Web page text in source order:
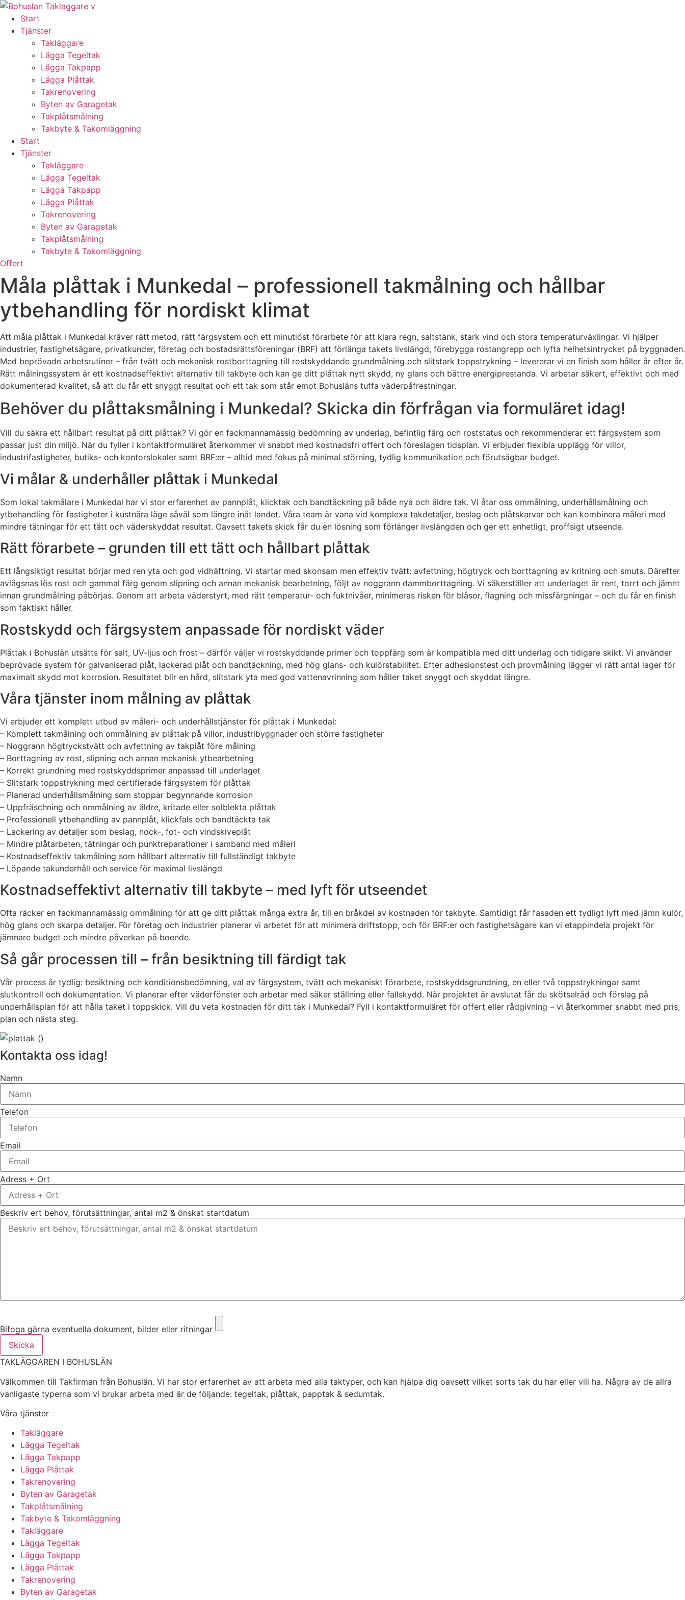
Skip
content
Start
Tjänster
Takläggare
Lägga Tegeltak
Lägga Takpapp
Lägga Plåttak
Takrenovering
Byten av Garagetak
Takplåtsmålning
Takbyte & Takomläggning
Start
Tjänster
Takläggare
Lägga Tegeltak
Lägga Takpapp
Lägga Plåttak
Takrenovering
Byten av Garagetak
Takplåtsmålning
Takbyte & Takomläggning
Offert
Måla plåttak i Munkedal – professionell takmålning och hållbar
ytbehandling för nordiskt klimat
Att måla plåttak i Munkedal kräver rätt metod, rätt färgsystem och ett minutiöst förarbete för att klara regn, saltstänk, stark vind och stora temperaturväxlingar. Vi hjälper
industrier, fastighetsägare, privatkunder, företag och bostadsrättsföreningar (BRF) att förlänga takets livslängd, förebygga rostangrepp och lyfta helhetsintrycket på byggnaden.
Med beprövade arbetsrutiner – från tvätt och mekanisk rostborttagning till rostskyddande grundmålning och slitstark toppstrykning – levererar vi en finish som håller år efter år.
Rätt målningssystem är ett kostnadseffektivt alternativ till takbyte och kan ge ditt plåttak nytt skydd, ny glans och bättre energiprestanda. Vi arbetar säkert, effektivt och med
dokumenterad kvalitet, så att du får ett snyggt resultat och ett tak som står emot Bohusläns tuffa väderpåfrestningar.
Behöver du plåttaksmålning i Munkedal? Skicka din förfrågan via formuläret idag!
Vill du säkra ett hållbart resultat på ditt plåttak? Vi gör en fackmannamässig bedömning av underlag, befintlig färg och roststatus och rekommenderar ett färgsystem som
passar just din miljö. När du fyller i kontaktformuläret återkommer vi snabbt med kostnadsfri offert och föreslagen tidsplan. Vi erbjuder flexibla upplägg för villor,
industrifastigheter, butiks- och kontorslokaler samt BRF:er – alltid med fokus på minimal störning, tydlig kommunikation och förutsägbar budget.
Vi målar & underhåller plåttak i Munkedal
Som lokal takmålare i Munkedal har vi stor erfarenhet av pannplåt, klicktak och bandtäckning på både nya och äldre tak. Vi åtar oss ommålning, underhållsmålning och
ytbehandling för fastigheter i kustnära läge såväl som längre inåt landet. Våra team är vana vid komplexa takdetaljer, beslag och plåtskarvar och kan kombinera måleri med
mindre tätningar för ett tätt och väderskyddat resultat. Oavsett takets skick får du en lösning som förlänger livslängden och ger ett enhetligt, proffsigt utseende.
Rätt förarbete – grunden till ett tätt och hållbart plåttak
Ett långsiktigt resultat börjar med ren yta och god vidhäftning. Vi startar med skonsam men effektiv tvätt: avfettning, högtryck och borttagning av kritning och smuts. Därefter
avlägsnas lös rost och gammal färg genom slipning och annan mekanisk bearbetning, följt av noggrann dammborttagning. Vi säkerställer att underlaget är rent, torrt och jämnt
innan grundmålning påbörjas. Genom att arbeta väderstyrt, med rätt temperatur- och fuktnivåer, minimeras risken för blåsor, flagning och missfärgningar – och du får en finish
som faktiskt håller.
Rostskydd och färgsystem anpassade för nordiskt väder
Plåttak i Bohuslän utsätts för salt, UV-ljus och frost – därför väljer vi rostskyddande primer och toppfärg som är kompatibla med ditt underlag och tidigare skikt. Vi använder
beprövade system för galvaniserad plåt, lackerad plåt och bandtäckning, med hög glans- och kulörstabilitet. Efter adhesionstest och provmålning lägger vi rätt antal lager för
maximalt skydd mot korrosion. Resultatet blir en hård, slitstark yta med god vattenavrinning som håller taket snyggt och skyddat längre.
Våra tjänster inom målning av plåttak
Vi erbjuder ett komplett utbud av måleri- och underhållstjänster för plåttak i Munkedal:
– Komplett takmålning och ommålning av plåttak på villor, industribyggnader och större fastigheter
– Noggrann högtryckstvätt och avfettning av takplåt före målning
– Borttagning av rost, slipning och annan mekanisk ytbearbetning
– Korrekt grundning med rostskyddsprimer anpassad till underlaget
– Slitstark toppstrykning med certifierade färgsystem för plåttak
– Planerad underhållsmålning som stoppar begynnande korrosion
– Uppfräschning och ommålning av äldre, kritade eller solblekta plåttak
– Professionell ytbehandling av pannplåt, klickfals och bandtäckta tak
– Lackering av detaljer som beslag, nock-, fot- och vindskiveplåt
– Mindre plåtarbeten, tätningar och punktreparationer i samband med måleri
– Kostnadseffektiv takmålning som hållbart alternativ till fullständigt takbyte
– Löpande takunderhåll och service för maximal livslängd
Kostnadseffektivt alternativ till takbyte – med lyft för utseendet
Ofta räcker en fackmannamässig ommålning för att ge ditt plåttak många extra år, till en bråkdel av kostnaden för takbyte. Samtidigt får fasaden ett tydligt lyft med jämn kulör,
hög glans och skarpa detaljer. För företag och industrier planerar vi arbetet för att minimera driftstopp, och för BRF:er och fastighetsägare kan vi etappindela projekt för
jämnare budget och mindre påverkan på boende.
Så går processen till – från besiktning till färdigt tak
Vår process är tydlig: besiktning och konditionsbedömning, val av färgsystem, tvätt och mekaniskt förarbete, rostskyddsgrundning, en eller två toppstrykningar samt
slutkontroll och dokumentation. Vi planerar efter väderfönster och arbetar med säker ställning eller fallskydd. När projektet är avslutat får du skötselråd och förslag på
underhållsplan för att hålla taket i toppskick. Vill du veta kostnaden för ditt tak i Munkedal? Fyll i kontaktformuläret för offert eller rådgivning – vi återkommer snabbt med pris,
plan och nästa steg.
Kontakta oss idag!
Namn
Telefon
Email
Adress + Ort
Beskriv ert behov, förutsättningar, antal m2 & önskat startdatum
Bifoga gärna eventuella dokument, bilder eller ritningar
Skicka
TAKLÄGGAREN I BOHUSLÄN
Välkommen till Takfirman från Bohuslän. Vi har stor erfarenhet av att arbeta med alla taktyper, och kan hjälpa dig oavsett vilket sorts tak du har eller vill ha. Några av de allra
vanligaste typerna som vi brukar arbeta med är de följande: tegeltak, plåttak, papptak & sedumtak.
Våra tjänster
Takläggare
Lägga Tegeltak
Lägga Takpapp
Lägga Plåttak
Takrenovering
Byten av Garagetak
Takplåtsmålning
Takbyte & Takomläggning
Takläggare
Lägga Tegeltak
Lägga Takpapp
Lägga Plåttak
Takrenovering
Byten av Garagetak